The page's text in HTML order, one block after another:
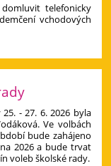
telefonicky
vchodových
- 27. 6. 2026 byla
Ve volbách
bude zahájeno
2026 a bude trvat
voleb školské rady.